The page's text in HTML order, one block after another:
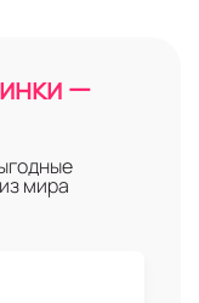
—
мира